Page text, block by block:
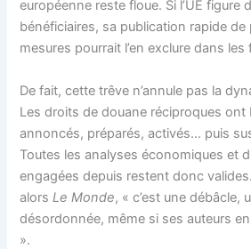
européenne reste floue. Si l’UE figure
bénéficiaires, sa publication rapide
mesures pourrait l’en exclure dans les
De fait, cette trêve n’annule pas la
Les droits de douane réciproques ont
annoncés, préparés, activés… puis
Toutes les analyses économiques et
engagées depuis restent donc
alorsLe Monde, « c’est une débâcle,
désordonnée, même si ses auteurs
».